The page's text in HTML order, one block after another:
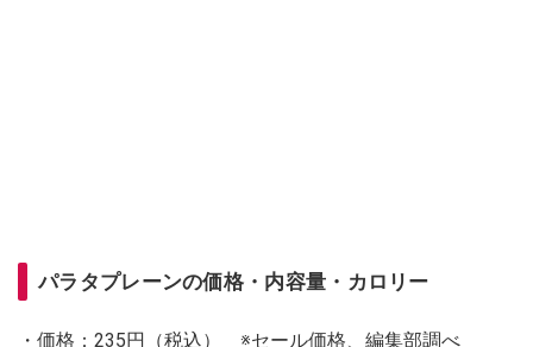
パラタプレーンの価格・内容量・カロリー
・価格：235円（税込） ※セール価格、編集部調べ